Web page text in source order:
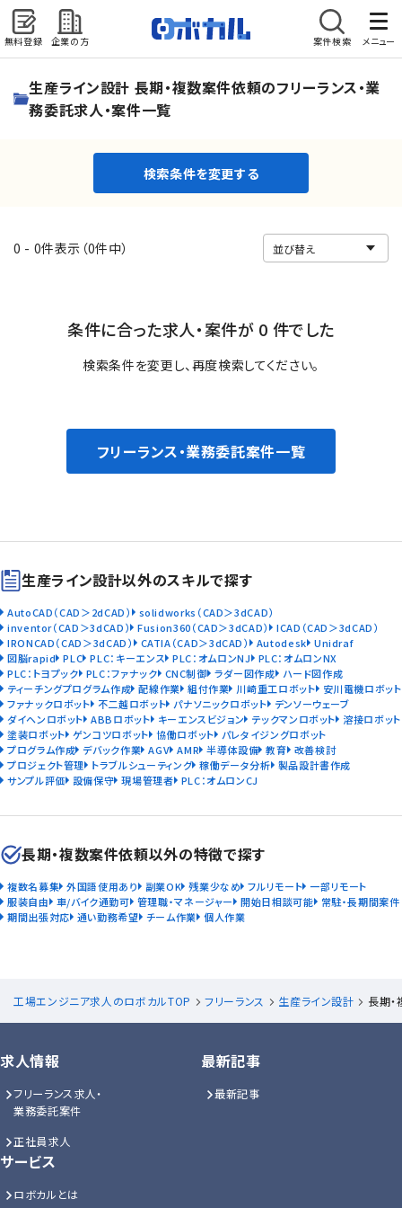
無料登録 企業の方 案件検索 メニュー
検索条件を変更する
生産ライン設計 長期・複数案件依頼のフリーランス・業
務委託求人・案件一覧
検索条件を変更する
0 - 0件表示（0件中）
条件に合った求人・案件が 0 件でした
検索条件を変更し、再度検索してください。
フリーランス・業務委託案件一覧
生産ライン設計以外のスキルで探す
AutoCAD（CAD＞2dCAD）
solidworks（CAD＞3dCAD）
inventor（CAD＞3dCAD） Fusion360（CAD＞3dCAD）
ICAD（CAD＞3dCAD）
IRONCAD（CAD＞3dCAD）
CATIA（CAD＞3dCAD） Autodesk Unidraf
図脳rapid PLC PLC：キーエンス PLC：オムロンNJ
PLC：オムロンNX
PLC：トヨプック PLC：ファナック CNC制御 ラダー図作成
ハード図作成
ティーチングプログラム作成 配線作業 組付作業 川崎重工ロボット
安川電機ロボット
ファナックロボット
不二越ロボット パナソニックロボット デンソーウェーブ
ダイヘンロボット ABBロボット キーエンスビジョン テックマンロボット 溶接ロボット
塗装ロボット ゲンコツロボット 協働ロボット
パレタイジングロボット
プログラム作成 デバック作業 AGV AMR 半導体設備 教育 改善検討
プロジェクト管理 トラブルシューティング 稼働データ分析 製品設計書作成
サンプル評価 設備保守 現場管理者 PLC：オムロンCJ
長期・複数案件依頼以外の特徴で探す
複数名募集 外国語使用あり 副業OK 残業少なめ フルリモート 一部リモート
服装自由
車/バイク通勤可 管理職・マネージャー 開始日相談可能
常駐・長期間案件
期間出張対応 通い勤務希望 チーム作業 個人作業
工場エンジニア求人のロボカルTOP フリーランス 生産ライン設計 長期
求人情報
フリーランス求人・
業務委託案件
正社員求人
最新記事
最新記事
サービス
ロボカルとは